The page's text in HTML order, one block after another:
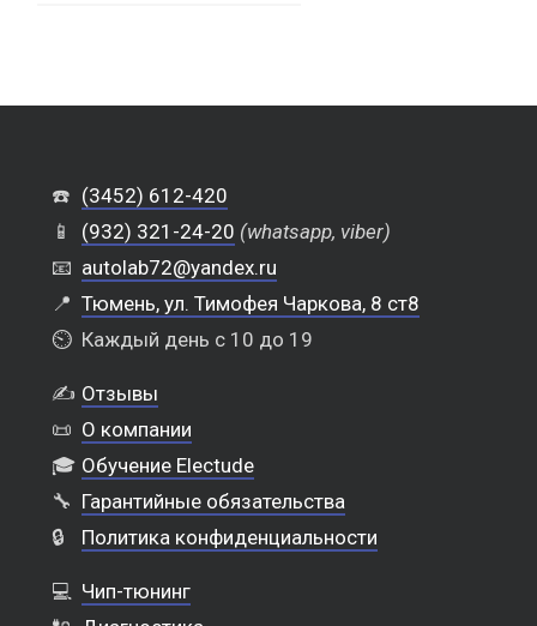
☎️ (3452) 612-420
📱
(932) 321-24-20 (whatsapp, viber)
📧 autolab72@yandex.ru
📍 Тюмень, ул. Тимофея Чаркова, 8 ст8
⏲️ Каждый день с 10 до 19
✍️ Отзывы
📜 О компании
🎓 Обучение Electude
🔧 Гарантийные обязательства
🔒
Политика конфиденциальности
💻 Чип-тюнинг